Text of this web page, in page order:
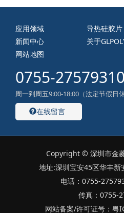
应用领域 导热硅胶片
新闻中心
关于
网站地图
0755-27579310
周一到周五9:00-18:00（法定节假日休
在线留言
Copyright © 深圳市金
地址:深圳宝安45区华丰
电话：0755-
传真：0755-
网站备案/许可证号：粤